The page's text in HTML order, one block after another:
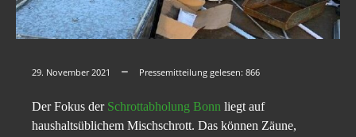
29. November 2021 Pressemitteilung gelesen: 866
Der Fokus der Schrottabholung Bonn liegt auf
haushaltsüblichem Mischschrott. Das können Zäune,